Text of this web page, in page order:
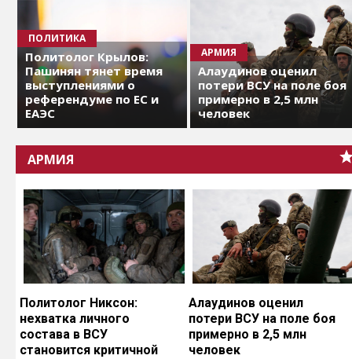
ПОЛИТИКА
Политолог Крылов:
Пашинян тянет время
выступлениями о
референдуме по ЕС и
ЕАЭС
АРМИЯ
Алаудинов оценил
потери ВСУ на поле боя
примерно в 2,5 млн
человек
АРМИЯ
Политолог Никсон:
нехватка личного
состава в ВСУ
становится критичной
Алаудинов оценил
потери ВСУ на поле боя
примерно в 2,5 млн
человек